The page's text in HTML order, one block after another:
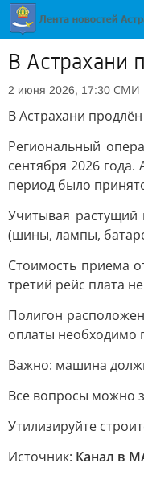
В Астрахани
2 июня 2026, 17:30 СМИ
В Астрахани
Региональный
сентября 2026
период было
Учитывая растущий
(шины, лампы,
Стоимость приема
третий рейс плата
Полигон
оплаты необходимо
Важно: машина
Все вопросы можно
Утилизируйте
Источник: Канал в